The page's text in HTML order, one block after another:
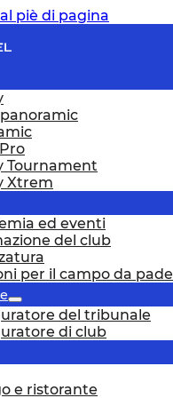
piè di pagina
Tournament
Xtrem
ed eventi
del club
per il campo da
del tribunale
di club
e ristorante